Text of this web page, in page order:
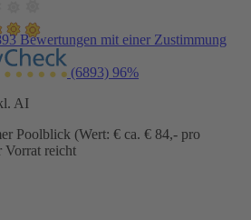
Bewertungen mit einer Zustimmung
(6893) 96%
AI
Poolblick (Wert: € ca. € 84,- pro
Vorrat reicht